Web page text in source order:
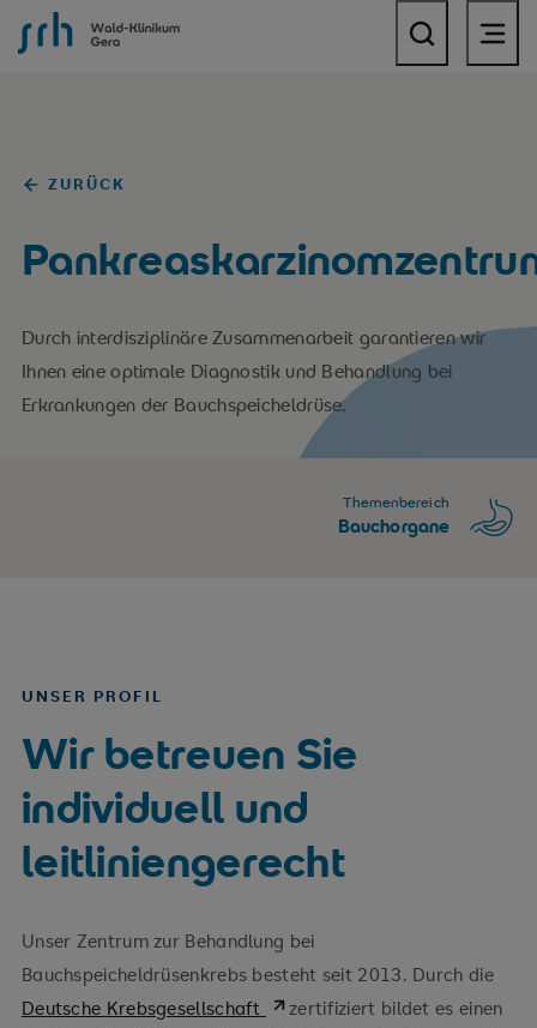
SRH Wald-Klinikum Gera
ZURÜCK
Durch interdisziplinäre Zusammenarbeit garantieren wir
Ihnen eine optimale Diagnostik und Behandlung bei
Erkrankungen der Bauchspeicheldrüse.
Themenbereich
Bauchorgane
UNSER PROFIL
Wir betreuen Sie
individuell und
leitliniengerecht
Unser Zentrum zur Behandlung bei
Bauchspeicheldrüsenkrebs besteht seit 2013. Durch die
Deutsche Krebsgesellschaft
zertifiziert bildet es einen